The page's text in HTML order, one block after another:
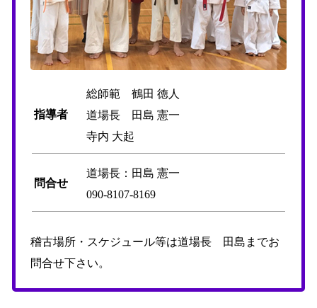
指導者
総師範 鶴田 徳人
道場長 田島 憲一
寺内 大起
問合せ
道場長：田島 憲一
090-8107-8169
稽古場所・スケジュール等は道場長 田島までお
問合せ下さい。